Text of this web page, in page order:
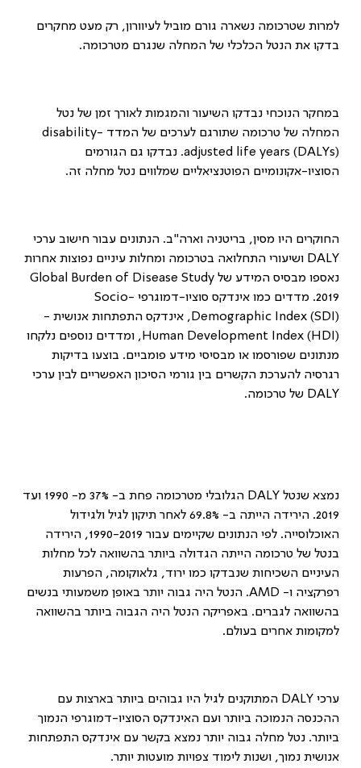
למרות שטרכומה נשארה גורם מוביל לעיוורון, רק מעט מחקרים
בדקו את הנטל הכלכלי של המחלה שנגרם מטרכומה.
במחקר הנוכחי נבדקו השיעור והמגמות לאורך זמן של נטל
המחלה של טרכומה שתורגם לערכים של המדד disability-
adjusted life years (DALYs). נבדקו גם הגורמים
הסוציו-אקונומיים הפוטנציאליים שמלווים נטל מחלה זה.
החוקרים היו מסין, בריטניה וארה"ב. הנתונים עבור חישוב ערכי
DALY ושיעורי התחלואה בטרכומה ומחלות עיניים נפוצות אחרות
נאספו מבסיס המידע של Global Burden of Disease Study
2019. מדדים כמו אינדקס סוציו-דמוגרפי Socio-
Demographic Index (SDI) , אינדקס התפתחות אנושית -
Human Development Index (HDI) , ומדדים נוספים נלקחו
מנתונים שפורסמו או מבסיסי מידע פומביים. בוצעו בדיקות
רגרסיה להערכת הקשרים בין גורמי הסיכון האפשריים לבין ערכי
DALY של טרכומה.
נמצא שנטל DALY
הגלובלי מטרכומה פחת ב- 37% מ- 1990 ועד
2019. הירידה הייתה ב- 69.8% לאחר תיקון לגיל ולגידול
האוכלוסייה. לפי הנתונים שקיימים עבור 1990-2019, הירידה
בנטל של טרכומה הייתה הגדולה ביותר בהשוואה לכל מחלות
העיניים השכיחות שנבדקו כמו ירוד, גלאוקומה, הפרעות
רפרקציה ו- AMD. הנטל היה גבוה יותר באופן משמעותי בנשים
בהשוואה לגברים. באפריקה הנטל היה הגבוה ביותר בהשוואה
למקומות אחרים בעולם.
ערכי DALY המתוקנים לגיל היו גבוהים ביותר בארצות עם
ההכנסה הנמוכה ביותר ועם האינדקס הסוציו-דמוגרפי הנמוך
ביותר. נטל מחלה גבוה יותר נמצא בקשר עם אינדקס התפתחות
אנושית נמוך, ושנות לימוד צפויות מועטות יותר.